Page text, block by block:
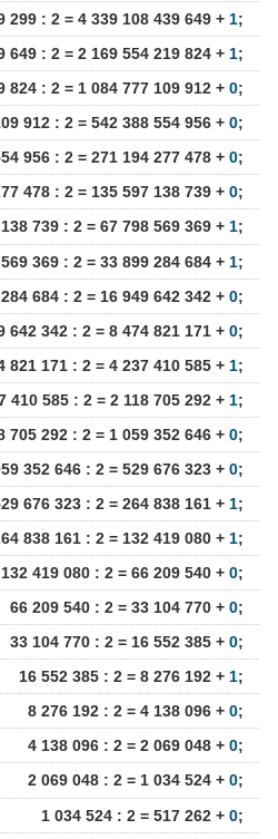
299 : 2 = 4 339 108 439 649 + 1;
649 : 2 = 2 169 554 219 824 + 1;
824 : 2 = 1 084 777 109 912 + 0;
912 : 2 = 542 388 554 956 + 0;
956 : 2 = 271 194 277 478 + 0;
478 : 2 = 135 597 138 739 + 0;
739 : 2 = 67 798 569 369 + 1;
369 : 2 = 33 899 284 684 + 1;
684 : 2 = 16 949 642 342 + 0;
642 342 : 2 = 8 474 821 171 + 0;
821 171 : 2 = 4 237 410 585 + 1;
410 585 : 2 = 2 118 705 292 + 1;
705 292 : 2 = 1 059 352 646 + 0;
352 646 : 2 = 529 676 323 + 0;
676 323 : 2 = 264 838 161 + 1;
838 161 : 2 = 132 419 080 + 1;
132 419 080 : 2 = 66 209 540 + 0;
66 209 540 : 2 = 33 104 770 + 0;
33 104 770 : 2 = 16 552 385 + 0;
16 552 385 : 2 = 8 276 192 + 1;
8 276 192 : 2 = 4 138 096 + 0;
4 138 096 : 2 = 2 069 048 + 0;
2 069 048 : 2 = 1 034 524 + 0;
1 034 524 : 2 = 517 262 + 0;